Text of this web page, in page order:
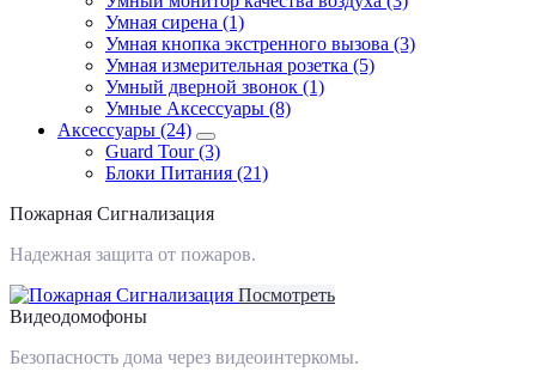
Умная сирена (1)
Умная кнопка экстренного вызова (3)
Умная измерительная розетка (5)
Умный дверной звонок (1)
Умные Аксессуары (8)
Аксессуары (24)
Guard Tour (3)
Блоки Питания (21)
Пожарная Сигнализация
Надежная защита от пожаров.
Посмотреть
Видеодомофоны
Безопасность дома через видеоинтеркомы.